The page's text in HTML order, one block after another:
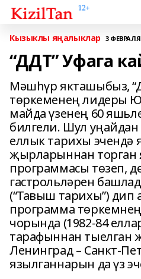
Кызыклы яңалыклар 3 ФЕВРАЛЯ
“ДДТ” Уфага
Мәшһүр якташыбыз,
төркеменең лидеры
майда үзенең 60
билгели. Шул
еллык тарихы
җырларыннан торган
программасы төзеп,
гастрольләрен
(“Тавыш тарихы”) дип
программа
чорында (1982-84
тарафыннан тыелган
Ленинград – Санкт-
язылганнарын да үз